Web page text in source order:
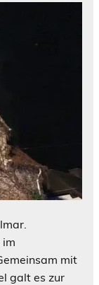
mit
galt es zur